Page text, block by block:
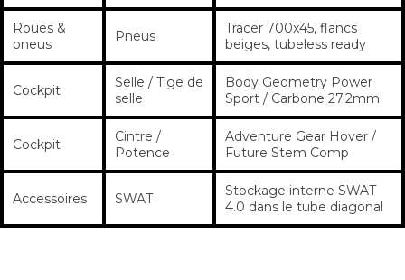
Roues &
pneus
Pneus
Tracer 700x45, flancs
beiges, tubeless ready
Cockpit
Selle / Tige de
selle
Body Geometry Power
Sport / Carbone 27.2mm
Cockpit
Cintre /
Potence
Adventure Gear Hover /
Future Stem Comp
Accessoires SWAT
Stockage interne SWAT
4.0 dans le tube diagonal